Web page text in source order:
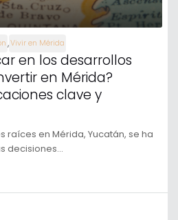
,Vivir en Mérida
en los desarrollos
en Mérida?
clave y
raíces en Mérida, Yucatán, se ha
decisiones...